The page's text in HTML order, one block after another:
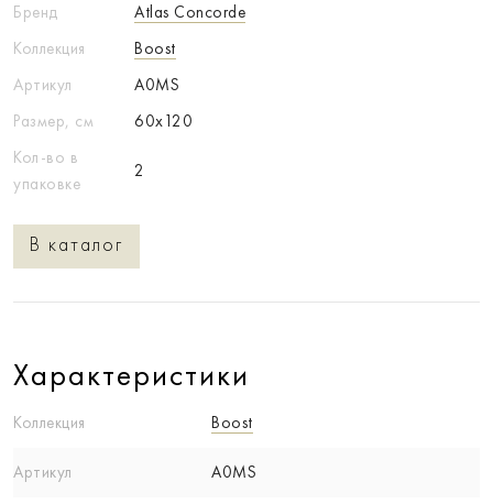
Бренд
Atlas Concorde
Коллекция
Boost
Артикул
A0MS
Размер, см
60x120
Кол-во в
упаковке
2
В каталог
Характеристики
Коллекция Boost
Артикул A0MS